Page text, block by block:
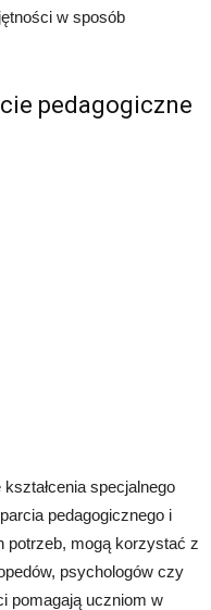
w sposób
pedagogiczne
specjalnego
pedagogicznego i
potrzeb, mogą korzystać z
psychologów czy
pomagają uczniom w